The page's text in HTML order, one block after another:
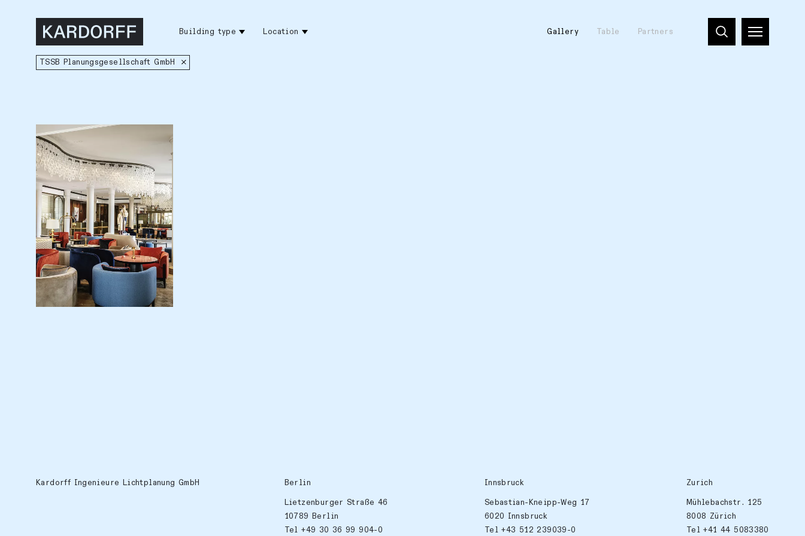
Building type Location Gallery Table Partners
TSSB Planungsgesellschaft GmbH
Location
Europe, Germany, Dresden
Kardorff Ingenieure Lichtplanung GmbH
Berlin
Lietzenburger Straße 46
10789 Berlin
Tel +49 30 36 99 904-0
Innsbruck
Sebastian-Kneipp-Weg 17
6020 Innsbruck
Tel +43 512 239039-0
Zurich
Mühlebachstr. 125
8008 Zürich
Tel +41 44 5083380